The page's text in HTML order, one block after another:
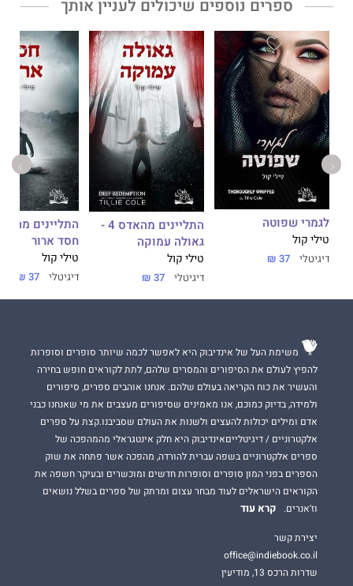
ספרים נוספים שיכולים לעניין אותך
לגמרי שפוטה
טילי קול
דיגיטלי 37 ₪
התליינים מהאדס 4 -
גאולה עמוקה
טילי קול
דיגיטלי 37 ₪
חסד ארור
טילי קול
דיגיטלי 37 ₪
משימת העל של אינדיבוק היא לאפשר לכמה שיותר סופרים וסופרות
להפיץ לעולם את הסיפורים והמסרים שלהם, לתת לקוראים חופש בחירה
והעשיר את כוח הקריאה בעולם שלהם. אנחנו אוהבים ספרים, סיפורים
ולמידה, בדיוק כמוכם, אנו מאמינים שסיפורים מעצבים את מי שאנחנו כבני
אדם ומילים יכולות להעצים ולשנות את העולם שסביבנו.קצת על ספרים
אלקטרוניים / דיגיטלייםאינדיבוק היא חלק אינטגראלי מהמהפכה של
ספרים אלקטרוניים בשפה עברית להורדה, מהפכה אשר פתחה את שוק
הספרים בפני המון סופרים וסופרות חדשים ומוכשרים ובעיקר חשפה את
הקוראים הישראלים לעוד מבחר עצום ומרתק של ספרים בשלל נושאים
וז'אנרים.
קרא עוד
יצירת קשר
office@indiebook.co.il
שדרות הרכס 13, מודיעין